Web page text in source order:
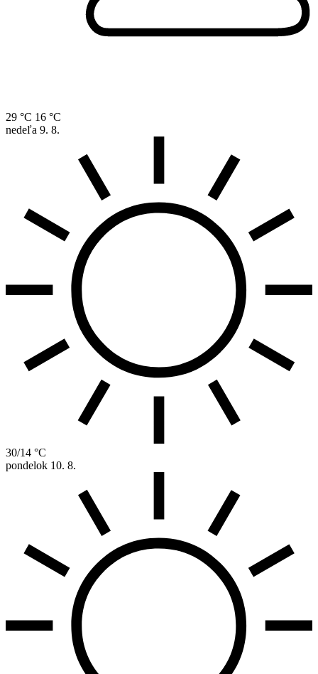
29 °C 16 °C
nedeľa 9. 8.
30/14 °C
pondelok 10. 8.